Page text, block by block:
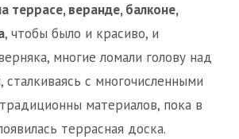
террасе, веранде, балконе,
, чтобы было и красиво, и
многие ломали голову над
с многочисленными
материалов, пока в
террасная доска.